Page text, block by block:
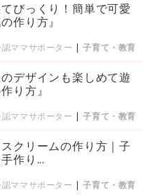
びっくり！簡単で可愛
作り方』
ママサポーター |子育て・教育
デザインも楽しめて遊
り方』
ママサポーター |子育て・教育
クリームの作り方｜子
作り...
ママサポーター |子育て・教育